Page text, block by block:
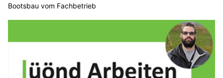
Bootsbau vom Fachbetrieb